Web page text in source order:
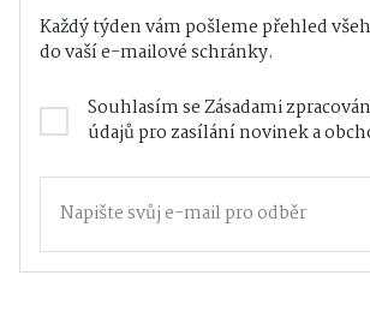
Každý týden vám pošleme přehled
do vaší e-mailové schránky.
Souhlasím seZásadami
údajůpro zasílání novinek a